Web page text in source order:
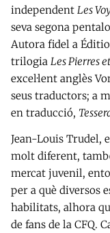
independent Les
seva segona
Autora fidel a
trilogia Les Pierres
excel·lent anglès
seus traductors; a
en traducció,
Jean-Louis Trudel,
molt diferent,
mercat juvenil,
per a què diversos
habilitats, alhora
de fans de la CFQ.